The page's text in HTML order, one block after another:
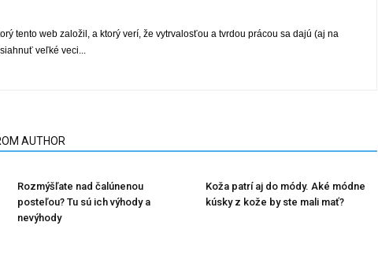
tento web založil, a ktorý verí, že vytrvalosťou a tvrdou prácou sa dajú (aj na
veľké veci...
AUTHOR
Rozmýšľate nad čalúnenou
posteľou? Tu sú ich výhody a
nevýhody
Koža patrí aj do módy. Aké módne
kúsky z kože by ste mali mať?